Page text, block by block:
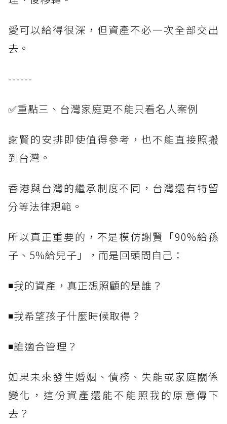
愛可以給得很深，但資產不必一次全部交出
去。
------
✅重點三、台灣家庭更不能只看名人案例
謝賢的安排即使值得參考，也不能直接照搬
到台灣。
香港與台灣的繼承制度不同，台灣還有特留
分等法律規範。
所以真正重要的，不是模仿謝賢「90%給孫
子、5%給兒子」，而是回頭問自己：
◾我的資產，真正想照顧的是誰？
◾我希望孩子什麼時候取得？
◾誰適合管理？
如果未來發生婚姻、債務、失能或家庭關係
變化，這份資產還能不能照我的原意傳下
去？